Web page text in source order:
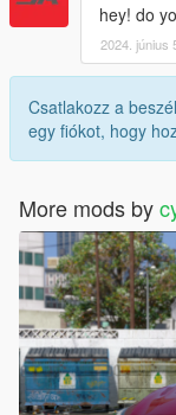
hey! do
2024. június
Csatlakozz a
egy fiókot, hogy
More mods by